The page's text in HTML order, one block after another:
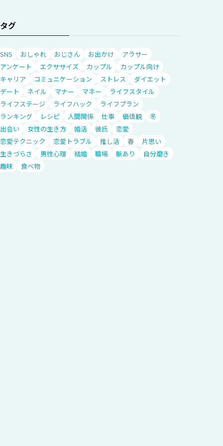
タグ
SNS おしゃれ おじさん お出かけ
アラサー
アンケート
エクササイズ カップル
カップル向け
キャリア
コミュニケーション ストレス
ダイエット
デート
ネイル マナー マネー
ライフスタイル
ライフステージ
ライフハック
ライフプラン
ランキング
レシピ 人間関係 仕事 価値観
冬
出会い
女性の生き方 婚活 彼氏
恋愛
恋愛テクニック
恋愛トラブル 推し活 春
片思い
生きづらさ
男性心理 結婚 職場 脈あり
自分磨き
趣味
食べ物